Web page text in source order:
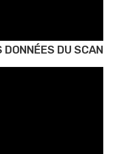
DU SCAN